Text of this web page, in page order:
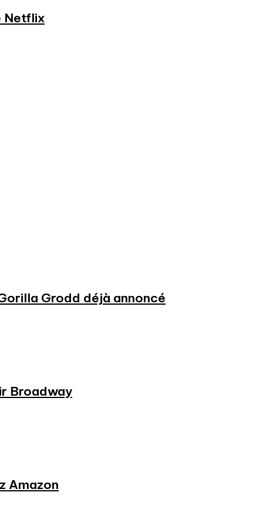
Netflix
Grodd déjà annoncé
Broadway
Amazon